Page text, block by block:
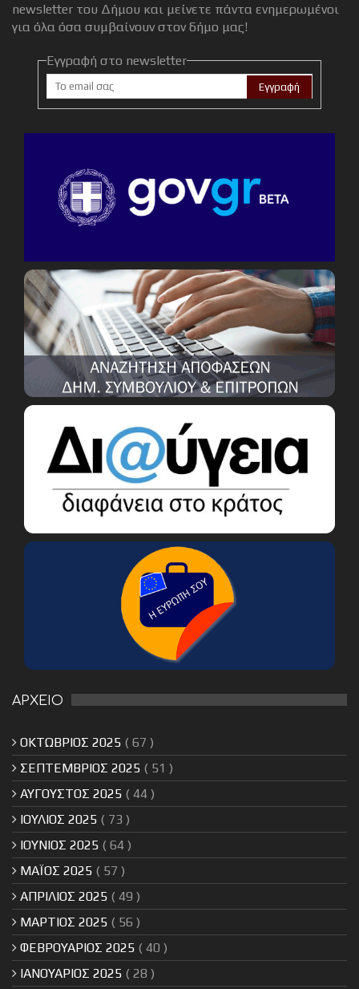
newsletter του Δήμου και μείνετε πάντα ενημερωμένοι
για όλα όσα συμβαίνουν στον δήμο μας!
Εγγραφή στο newsletter
ΑΡΧΕΙΟ
ΟΚΤΩΒΡΙΟΣ 2025 ( 67 )
ΣΕΠΤΕΜΒΡΙΟΣ 2025 ( 51 )
ΑΥΓΟΥΣΤΟΣ 2025 ( 44 )
ΙΟΥΛΙΟΣ 2025 ( 73 )
ΙΟΥΝΙΟΣ 2025 ( 64 )
ΜΑΪΟΣ 2025 ( 57 )
ΑΠΡΙΛΙΟΣ 2025 ( 49 )
ΜΑΡΤΙΟΣ 2025 ( 56 )
ΦΕΒΡΟΥΑΡΙΟΣ 2025 ( 40 )
ΙΑΝΟΥΑΡΙΟΣ 2025 ( 28 )